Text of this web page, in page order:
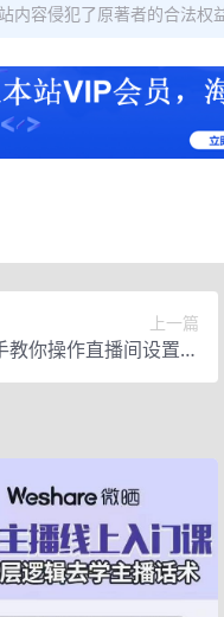
容侵犯了原著者的合法权
上一篇
你操作直播间设置流
程